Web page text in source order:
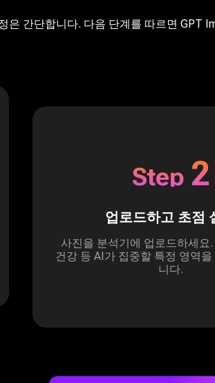
은 간단합니다. 다음 단계를 따르면 GPT
Step 2
업로드하고 초점
사진을 분석기에 업로드하세요
건강 등 AI가 집중할 특정 영역
니다.